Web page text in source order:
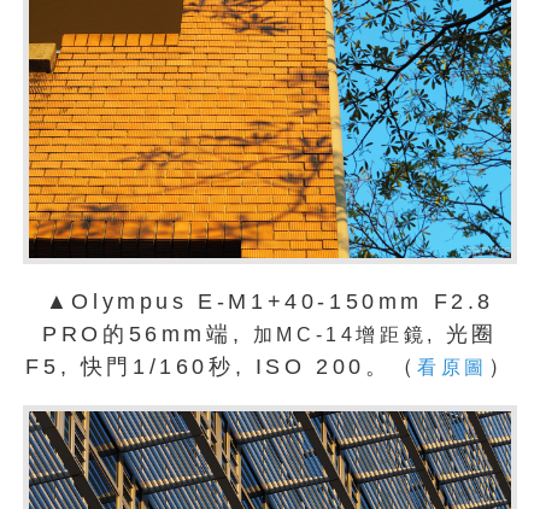
▲Olympus E-M1+40-150mm F2.8
PRO的56mm端,
加MC-14增距鏡, 光圈
F5, 快門1/160秒, ISO 200。（看原圖 ）